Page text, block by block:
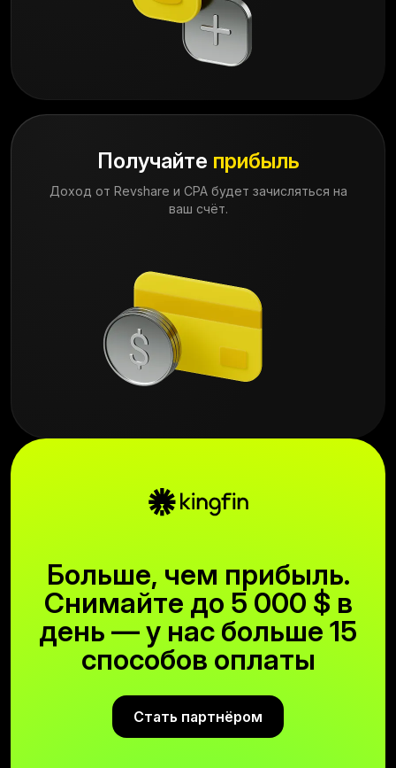
Получайте прибыль
Доход от Revshare и CPA будет зачисляться на
ваш счёт.
Больше, чем прибыль.
Снимайте до 5 000 $ в
день — у нас больше 15
способов оплаты
Стать партнёром